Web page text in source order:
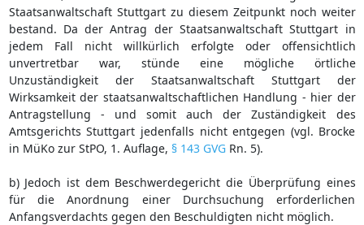
Staatsanwaltschaft Stuttgart zu diesem Zeitpunkt noch weiter
bestand. Da der Antrag der Staatsanwaltschaft Stuttgart in
jedem Fall nicht willkürlich erfolgte oder offensichtlich
unvertretbar war, stünde eine mögliche örtliche
Unzuständigkeit der Staatsanwaltschaft Stuttgart der
Wirksamkeit der staatsanwaltschaftlichen Handlung - hier der
Antragstellung - und somit auch der Zuständigkeit des
Amtsgerichts Stuttgart jedenfalls nicht entgegen (vgl. Brocke
in MüKo zur StPO, 1. Auflage, § 143 GVGRn. 5).
b) Jedoch ist dem Beschwerdegericht die Überprüfung eines
für die Anordnung einer Durchsuchung erforderlichen
Anfangsverdachts gegen den Beschuldigten nicht möglich.